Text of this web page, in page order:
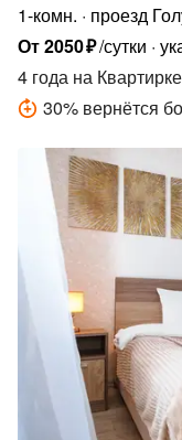
1-комн.
проезд
От2050₽/сутки
4 года на Квартирке
30% вернётся